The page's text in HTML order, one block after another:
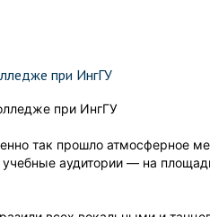
при ИнгГУ
при ИнгГУ
так прошло атмосферное
аудитории — на